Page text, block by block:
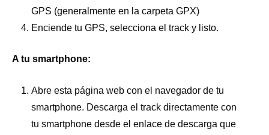
GPS (generalmente en la carpeta GPX)
Enciende tu GPS, selecciona el track y listo.
A tu smartphone:
Abre esta página web con el navegador de tu
smartphone. Descarga el track directamente con
tu smartphone desde el enlace de descarga que